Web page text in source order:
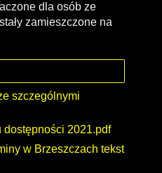
dla osób ze
zamieszczone na
szczególnymi
2021.pdf
w Brzeszczach tekst